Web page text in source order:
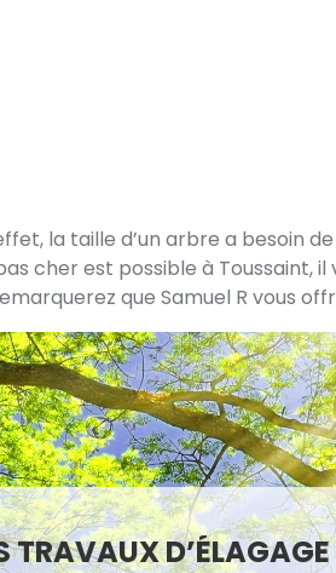
la taille d’un arbre a besoin
cher est possible à Toussaint,
que Samuel R vous
TRAVAUX